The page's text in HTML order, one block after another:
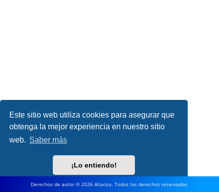
Este sitio web utiliza cookies para asegurar que
obtenga la mejor experiencia en nuestro sitio
web. Saber más
¡Lo entiendo!
Derechos de autor © 2026 Alianza. Todos los derechos reservados.